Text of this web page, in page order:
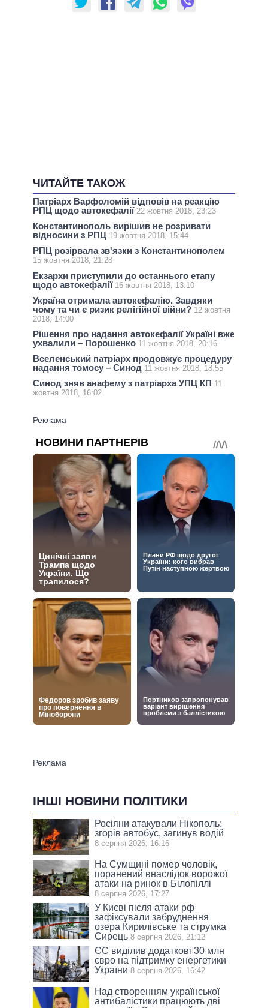
ЧИТАЙТЕ ТАКОЖ
Патріарх Варфоломій відповів на реакцію
РПЦ щодо автокефалії 22 жовтня 2018, 23:23
Константинополь вирішив не розривати
відносини з РПЦ 19 жовтня 2018, 15:44
РПЦ розірвала зв'язки з Константинополем
15 жовтня 2018, 21:28
Екзархи приступили до останнього етапу
щодо автокефалії 16 жовтня 2018, 13:10
Україна отримала автокефалію. Завдяки
чому та чи є ризик релігійної війни? 12 жовтня
2018, 14:00
Рішення про надання автокефалії Україні вже
ухвалили – Порошенко 11 жовтня 2018, 20:16
Вселенський патріарх продовжує процедуру
надання томосу – Синод 11 жовтня 2018, 18:55
Синод зняв анафему з патріарха УПЦ КП 11
жовтня 2018, 16:02
ІНШІ НОВИНИ ПОЛІТИКИ
Росіяни атакували Нікополь:
згорів автобус, загинув водій
8 серпня 2026, 16:16
На Сумщині помер чоловік,
поранений внаслідок ворожої
атаки на ринок в Білопіллі
8 серпня 2026, 17:27
У Києві після атаки рф
зафіксували забруднення
озера Кирилівське та струмка
Сирець 8 серпня 2026, 21:12
ЄС виділив додаткові 30 млн
євро на підтримку енергетики
України 8 серпня 2026, 16:42
Над створенням української
антибалістики працюють дві